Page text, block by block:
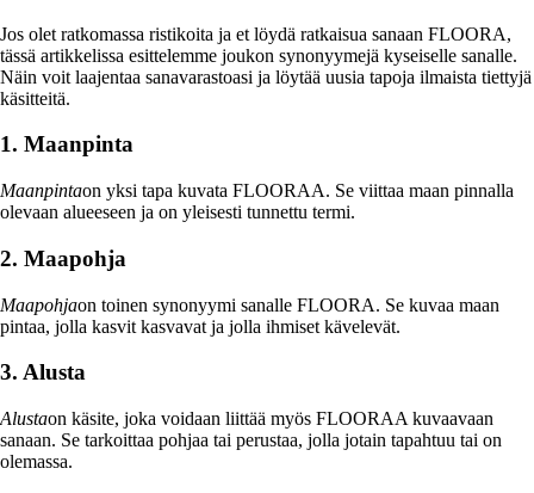
Jos olet ratkomassa ristikoita ja et löydä ratkaisua sanaan FLOORA,
tässä artikkelissa esittelemme joukon synonyymejä kyseiselle sanalle.
Näin voit laajentaa sanavarastoasi ja löytää uusia tapoja ilmaista tiettyjä
käsitteitä.
1. Maanpinta
Maanpintaon yksi tapa kuvata FLOORAA. Se viittaa maan pinnalla
olevaan alueeseen ja on yleisesti tunnettu termi.
2. Maapohja
Maapohjaon toinen synonyymi sanalle FLOORA. Se kuvaa maan
pintaa, jolla kasvit kasvavat ja jolla ihmiset kävelevät.
3. Alusta
Alustaon käsite, joka voidaan liittää myös FLOORAA kuvaavaan
sanaan. Se tarkoittaa pohjaa tai perustaa, jolla jotain tapahtuu tai on
olemassa.